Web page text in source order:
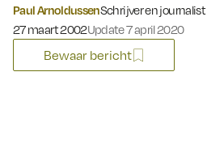
Paul ArnoldussenSchrijver en journalist
Gepubliceerd op:
27 maart 2002Update 7 april 2020
Bewaar bericht